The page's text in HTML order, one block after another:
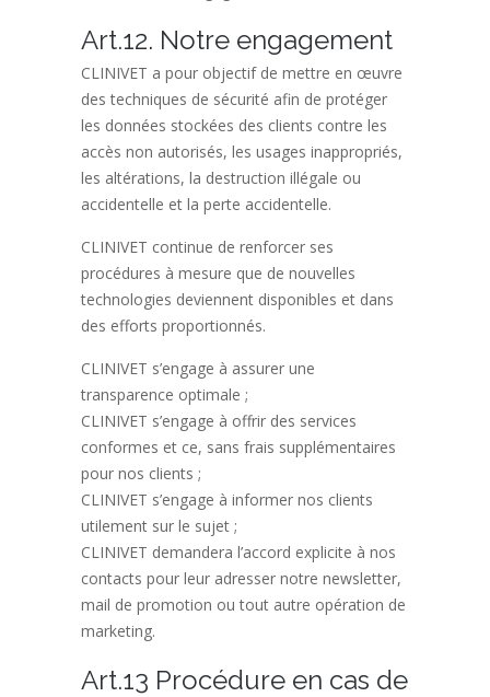
Art.12. Notre engagement
CLINIVET a pour objectif de mettre en œuvre
des techniques de sécurité afin de protéger
les données stockées des clients contre les
accès non autorisés, les usages inappropriés,
les altérations, la destruction illégale ou
accidentelle et la perte accidentelle.
CLINIVET continue de renforcer ses
procédures à mesure que de nouvelles
technologies deviennent disponibles et dans
des efforts proportionnés.
CLINIVET s’engage à assurer une
transparence optimale ;
CLINIVET s’engage à offrir des services
conformes et ce, sans frais supplémentaires
pour nos clients ;
CLINIVET s’engage à informer nos clients
utilement sur le sujet ;
CLINIVET demandera l’accord explicite à nos
contacts pour leur adresser notre newsletter,
mail de promotion ou tout autre opération de
marketing.
Art.13 Procédure en cas de